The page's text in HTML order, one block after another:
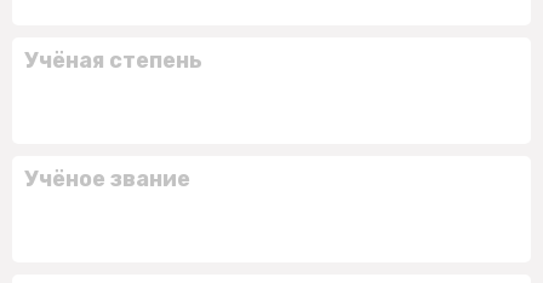
Учёная степень
Учёное звание